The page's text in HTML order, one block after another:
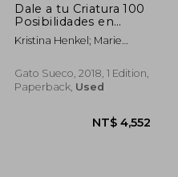
NT$
Dale a tu Criatura 100
Posibilidades en
Lugar de 2 (in
Spanish)
Kristina Henkel; Marie
Corrales; Lola Cancio
Gato Sueco, 2018, 1 Edition,
Paperback, Used